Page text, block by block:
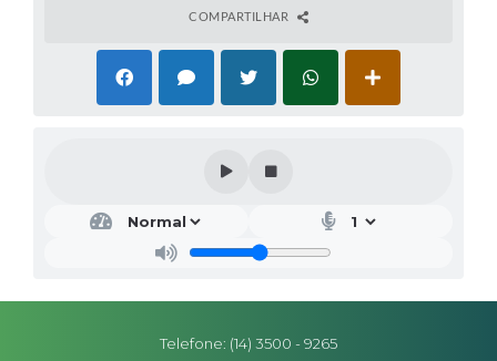
COMPARTILHAR
Telefone: (14) 3500 - 9265